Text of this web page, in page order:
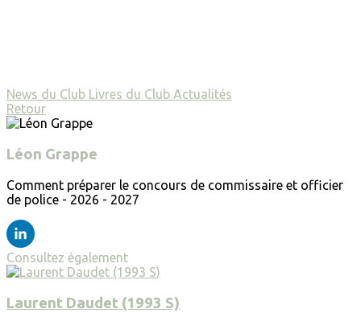
News du Club Livres du Club Actualités
Retour
Léon Grappe
Comment préparer le concours de commissaire et officier
de police - 2026 - 2027
Consultez également
Laurent Daudet (1993 S)